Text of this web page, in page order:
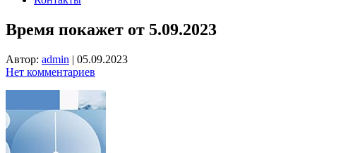
Время покажет от 5.09.2023
Автор: admin | 05.09.2023
Нет комментариев